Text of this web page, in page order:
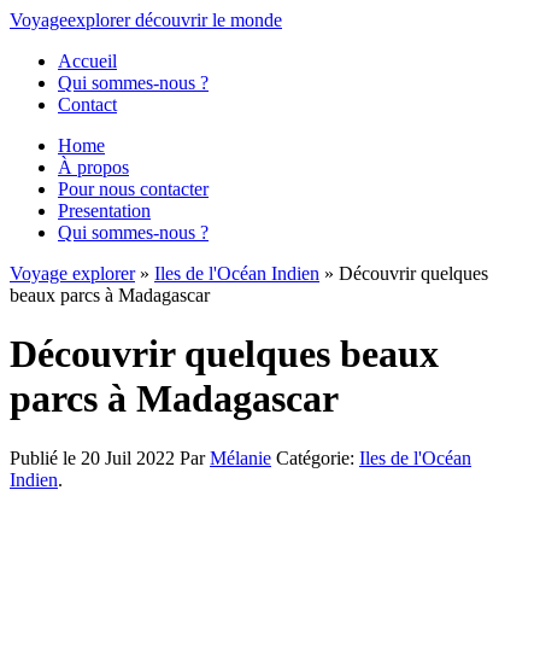
Voyageexplorer découvrirle monde
Accueil
Qui sommes-nous ?
Contact
Home
À propos
Pour nous contacter
Presentation
Qui sommes-nous ?
Voyage explorer» Iles de l'Océan Indien » Découvrir quelques
beaux parcs à Madagascar
Découvrir quelques beaux
parcs à Madagascar
Publié le 20 Juil 2022 ParMélanie Catégorie: Iles de l'Océan
Indien.